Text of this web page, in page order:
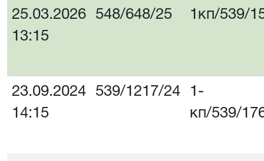
25.03.2026
13:15
548/648/25 1кп/539/
23.09.2024
14:15
539/1217/24
1-
кп/539/